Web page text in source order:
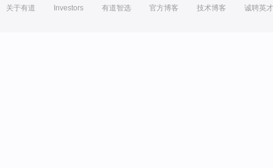
关于有道 Investors 有道智选 官方博客 技术博客 诚聘英才